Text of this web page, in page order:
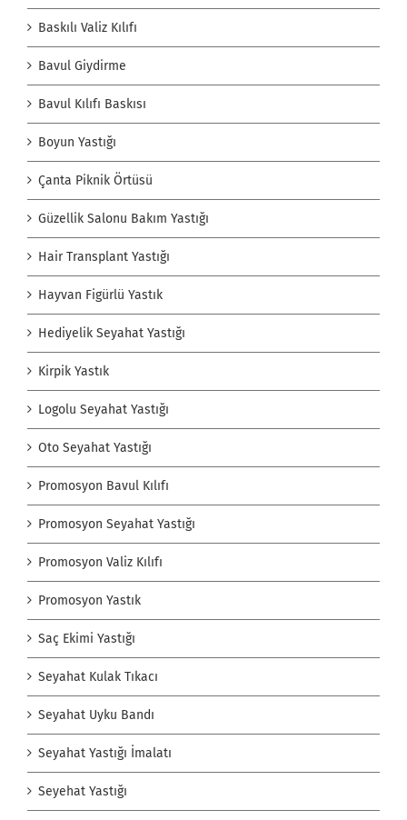
Baskılı Valiz Kılıfı
Bavul Giydirme
Bavul Kılıfı Baskısı
Boyun Yastığı
Çanta Piknik Örtüsü
Güzellik Salonu Bakım Yastığı
Hair Transplant Yastığı
Hayvan Figürlü Yastık
Hediyelik Seyahat Yastığı
Kirpik Yastık
Logolu Seyahat Yastığı
Oto Seyahat Yastığı
Promosyon Bavul Kılıfı
Promosyon Seyahat Yastığı
Promosyon Valiz Kılıfı
Promosyon Yastık
Saç Ekimi Yastığı
Seyahat Kulak Tıkacı
Seyahat Uyku Bandı
Seyahat Yastığı İmalatı
Seyehat Yastığı